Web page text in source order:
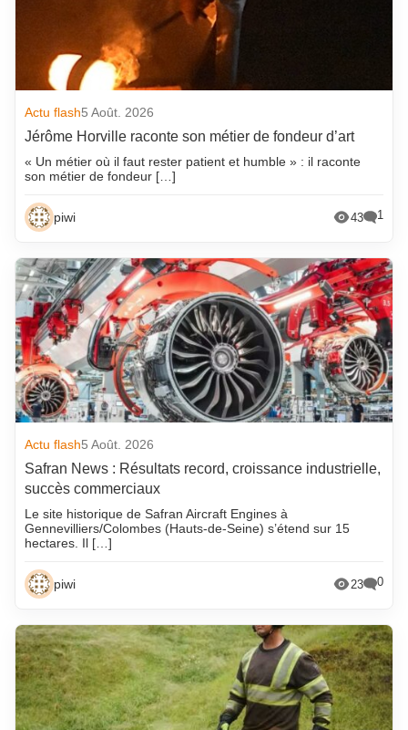
Actu flash5 Août. 2026
Jérôme Horville raconte son métier de fondeur d’art
« Un métier où il faut rester patient et humble » : il raconte
son métier de fondeur […]
piwi 43 1
Actu flash5 Août. 2026
Safran News : Résultats record, croissance industrielle,
succès commerciaux
Le site historique de Safran Aircraft Engines à
Gennevilliers/Colombes (Hauts-de-Seine) s’étend sur 15
hectares. Il […]
piwi 23 0